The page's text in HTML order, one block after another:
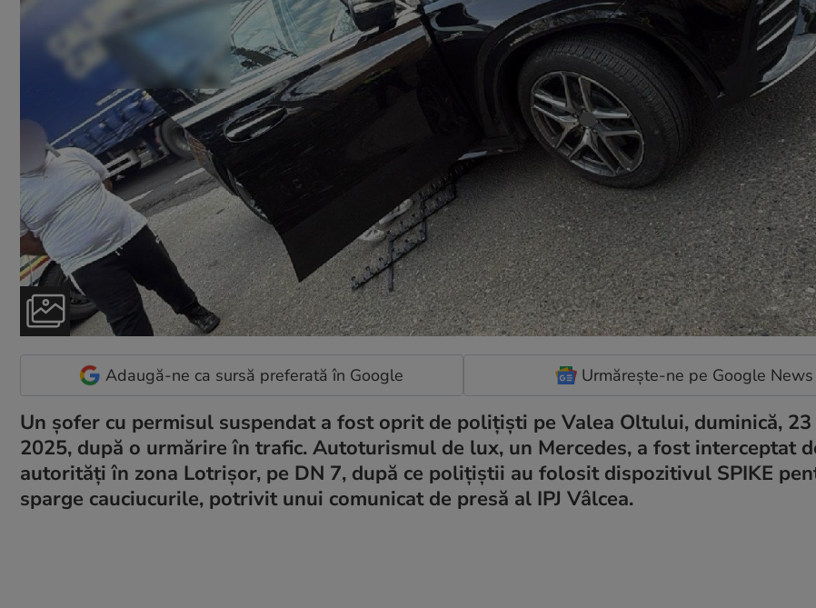
Adaugă-ne ca sursă preferată în Google Urmărește-ne pe Google News
Un șofer cu permisul suspendat a fost oprit de polițiști pe Valea Oltului, duminică,
2025, după o urmărire în trafic. Autoturismul de lux, un Mercedes, a fost interceptat
autorități în zona Lotrișor, pe DN 7, după ce polițiștii au folosit dispozitivul SPIKE
sparge cauciucurile, potrivit unui comunicat de presă al IPJ Vâlcea.